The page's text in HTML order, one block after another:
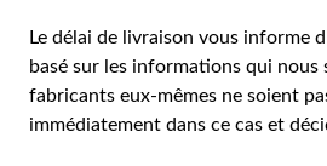
Le délai de livraison vous informe
basé sur les informations qui
fabricants eux-mêmes ne soient
immédiatement dans ce cas et